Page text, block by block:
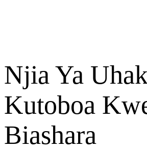
Njia Ya
Kutoboa
Biashara